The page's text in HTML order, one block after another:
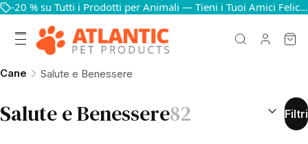
-20 % su Tutti i Prodotti per Animali — Tieni i Tuoi Amici Felici e in Salute
Cane Salute e Benessere
Salute e Benessere82 ORDINA
Filtri